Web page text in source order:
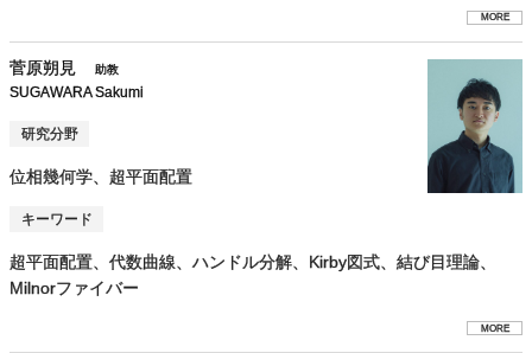
MORE
菅原朔見 助教
SUGAWARA Sakumi
研究分野
位相幾何学、超平面配置
キーワード
超平面配置、代数曲線、ハンドル分解、Kirby図式、結び目理論、
Milnorファイバー
MORE